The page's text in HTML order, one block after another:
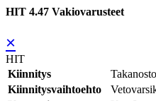
HIT 4.47 Vakiovarusteet
×
HIT
Kiinnitys
Kiinnitysvaihtoehto